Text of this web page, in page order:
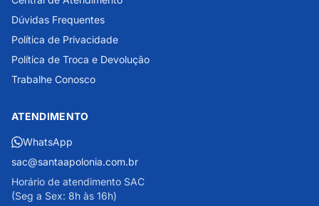
Dúvidas Frequentes
Política de Privacidade
Política de Troca e Devolução
Trabalhe Conosco
ATENDIMENTO
WhatsApp
sac@santaapolonia.com.br
Horário de atendimento SAC
(Seg a Sex: 8h às 16h)